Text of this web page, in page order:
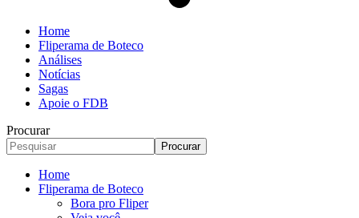
Home
Fliperama de Boteco
Análises
Notícias
Sagas
Apoie o FDB
Procurar
Home
Fliperama de Boteco
Bora pro Fliper